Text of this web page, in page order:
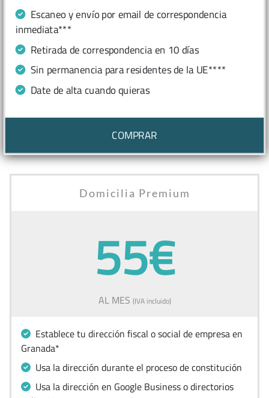
Escaneo y envío por email de correspondencia
inmediata***
Retirada de correspondencia en 10 días
Sin permanencia para residentes de la UE****
Date de alta cuando quieras
COMPRAR
Domicilia Premium
55€
AL MES (IVA incluido)
Establece tu dirección fiscal o social de empresa en
Granada*
Usa la dirección durante el proceso de constitución
Usa la dirección en Google Business o directorios